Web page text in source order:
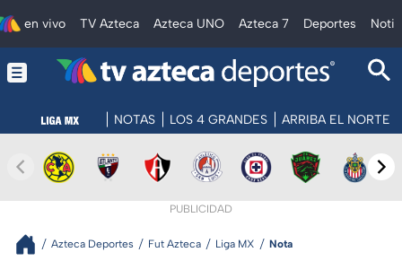
en vivo TV Azteca Azteca UNO Azteca 7 Deportes
NOTAS LOS 4 GRANDES ARRIBA EL NORTE
PUBLICIDAD
Azteca Deportes Fut Azteca Liga MX Nota